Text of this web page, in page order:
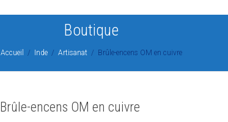
Boutique
Accueil Inde Artisanat Brûle-encens OM en cuivre
Brûle-encens OM en cuivre